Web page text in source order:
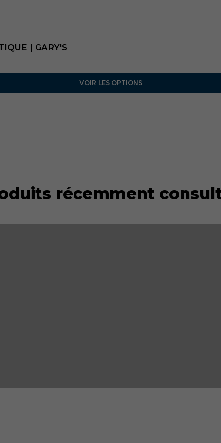
| GARY'S
VOIR LES OPTIONS
récemment